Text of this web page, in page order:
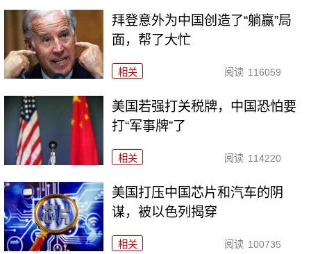
拜登意外为中国创造了“躺赢”局
面，帮了大忙
相关 阅读 116059
美国若强打关税牌，中国恐怕要
打“军事牌”了
相关 阅读 114220
美国打压中国芯片和汽车的阴
谋，被以色列揭穿
相关 阅读 100735